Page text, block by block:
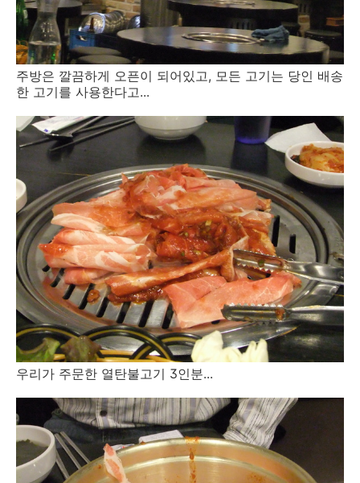
주방은 깔끔하게 오픈이 되어있고, 모든 고기는 당인 배송
한 고기를 사용한다고...
우리가 주문한 열탄불고기 3인분...